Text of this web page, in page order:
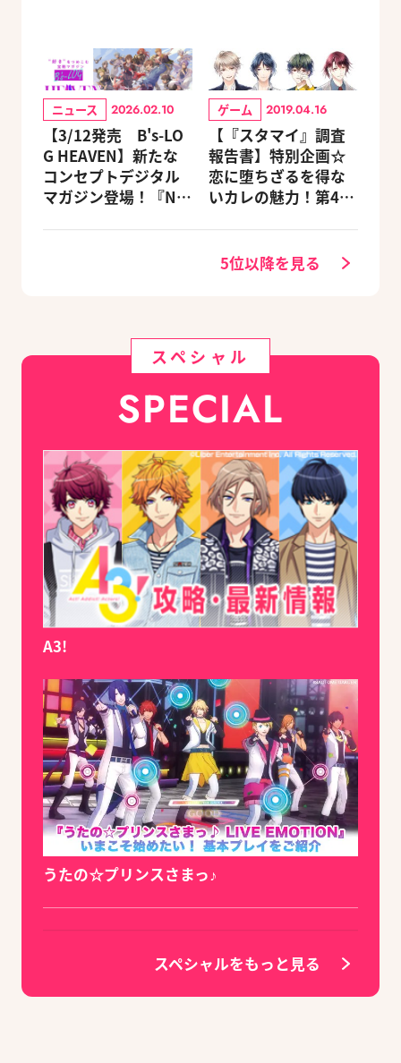
ニュース 2026.02.10
【3/12発売 B's-LO
G HEAVEN】新たな
コンセプトデジタル
マガジン登場！『NU:
ゲーム 2019.04.16
【『スタマイ』調査
報告書】特別企画☆
恋に堕ちざるを得な
いカレの魅力！第4
5位以降を見る
スペシャル
SPECIAL
A3!
うたの☆プリンスさまっ♪
スペシャルをもっと見る